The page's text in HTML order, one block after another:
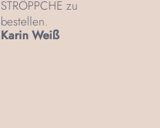
STRÖPPCHE zu
bestellen.
Karin Weiß